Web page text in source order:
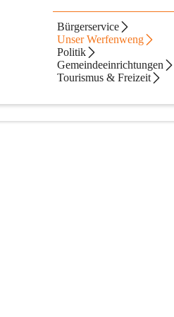
Bürgerservice
Unser Werfenweng
Politik
Gemeindeeinrichtungen
Tourismus & Freizeit